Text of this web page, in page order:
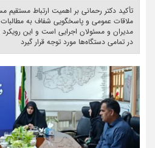
تأکید دکتر رحمانی بر اهمیت ارتباط مستقیم
ملاقات عمومی و پاسخگویی شفاف به
مدیران و مسئولان اجرایی است و این
در تمامی دستگاه‌ها مورد توجه قرار گیرد ‎